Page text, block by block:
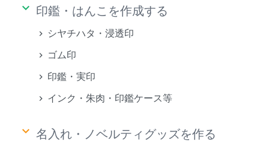
keyboard_arrow_down 印鑑・はんこを作成する
シヤチハタ・浸透印
ゴム印
印鑑・実印
インク・朱肉・印鑑ケース等
keyboard_arrow_down 名入れ・ノベルティグッズを作る